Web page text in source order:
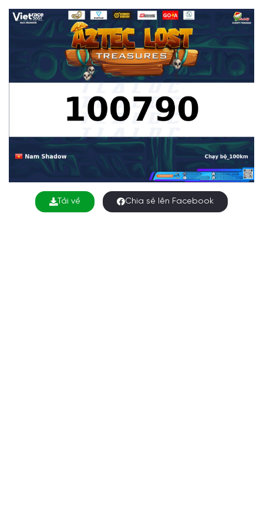
Tải về Chia sẻ lên Facebook